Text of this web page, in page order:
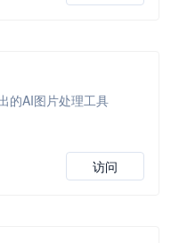
的AI图片处理工具
访问